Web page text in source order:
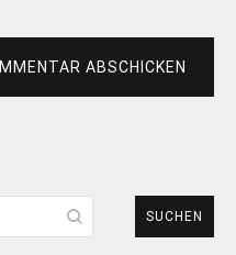
ABSCHICKEN